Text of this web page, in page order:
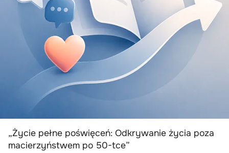
„Życie pełne poświęceń: Odkrywanie życia poza
macierzyństwem po 50-tce”